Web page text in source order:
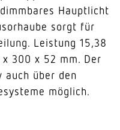
Hauptlicht
sorgt für
Leistung 15,38
300 x 52 mm. Der
über den
möglich.